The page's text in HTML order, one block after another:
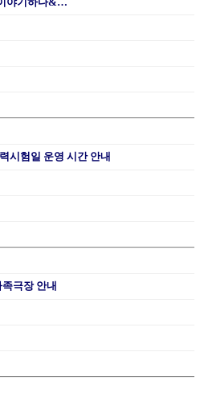
시험일 운영 시간 안내
극장 안내